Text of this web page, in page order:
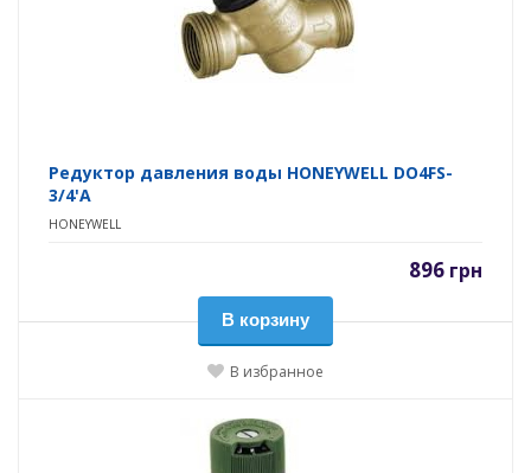
Редуктор давления воды HONEYWELL DO4FS-
3/4'A
HONEYWELL
896 грн
В корзину
В избранное